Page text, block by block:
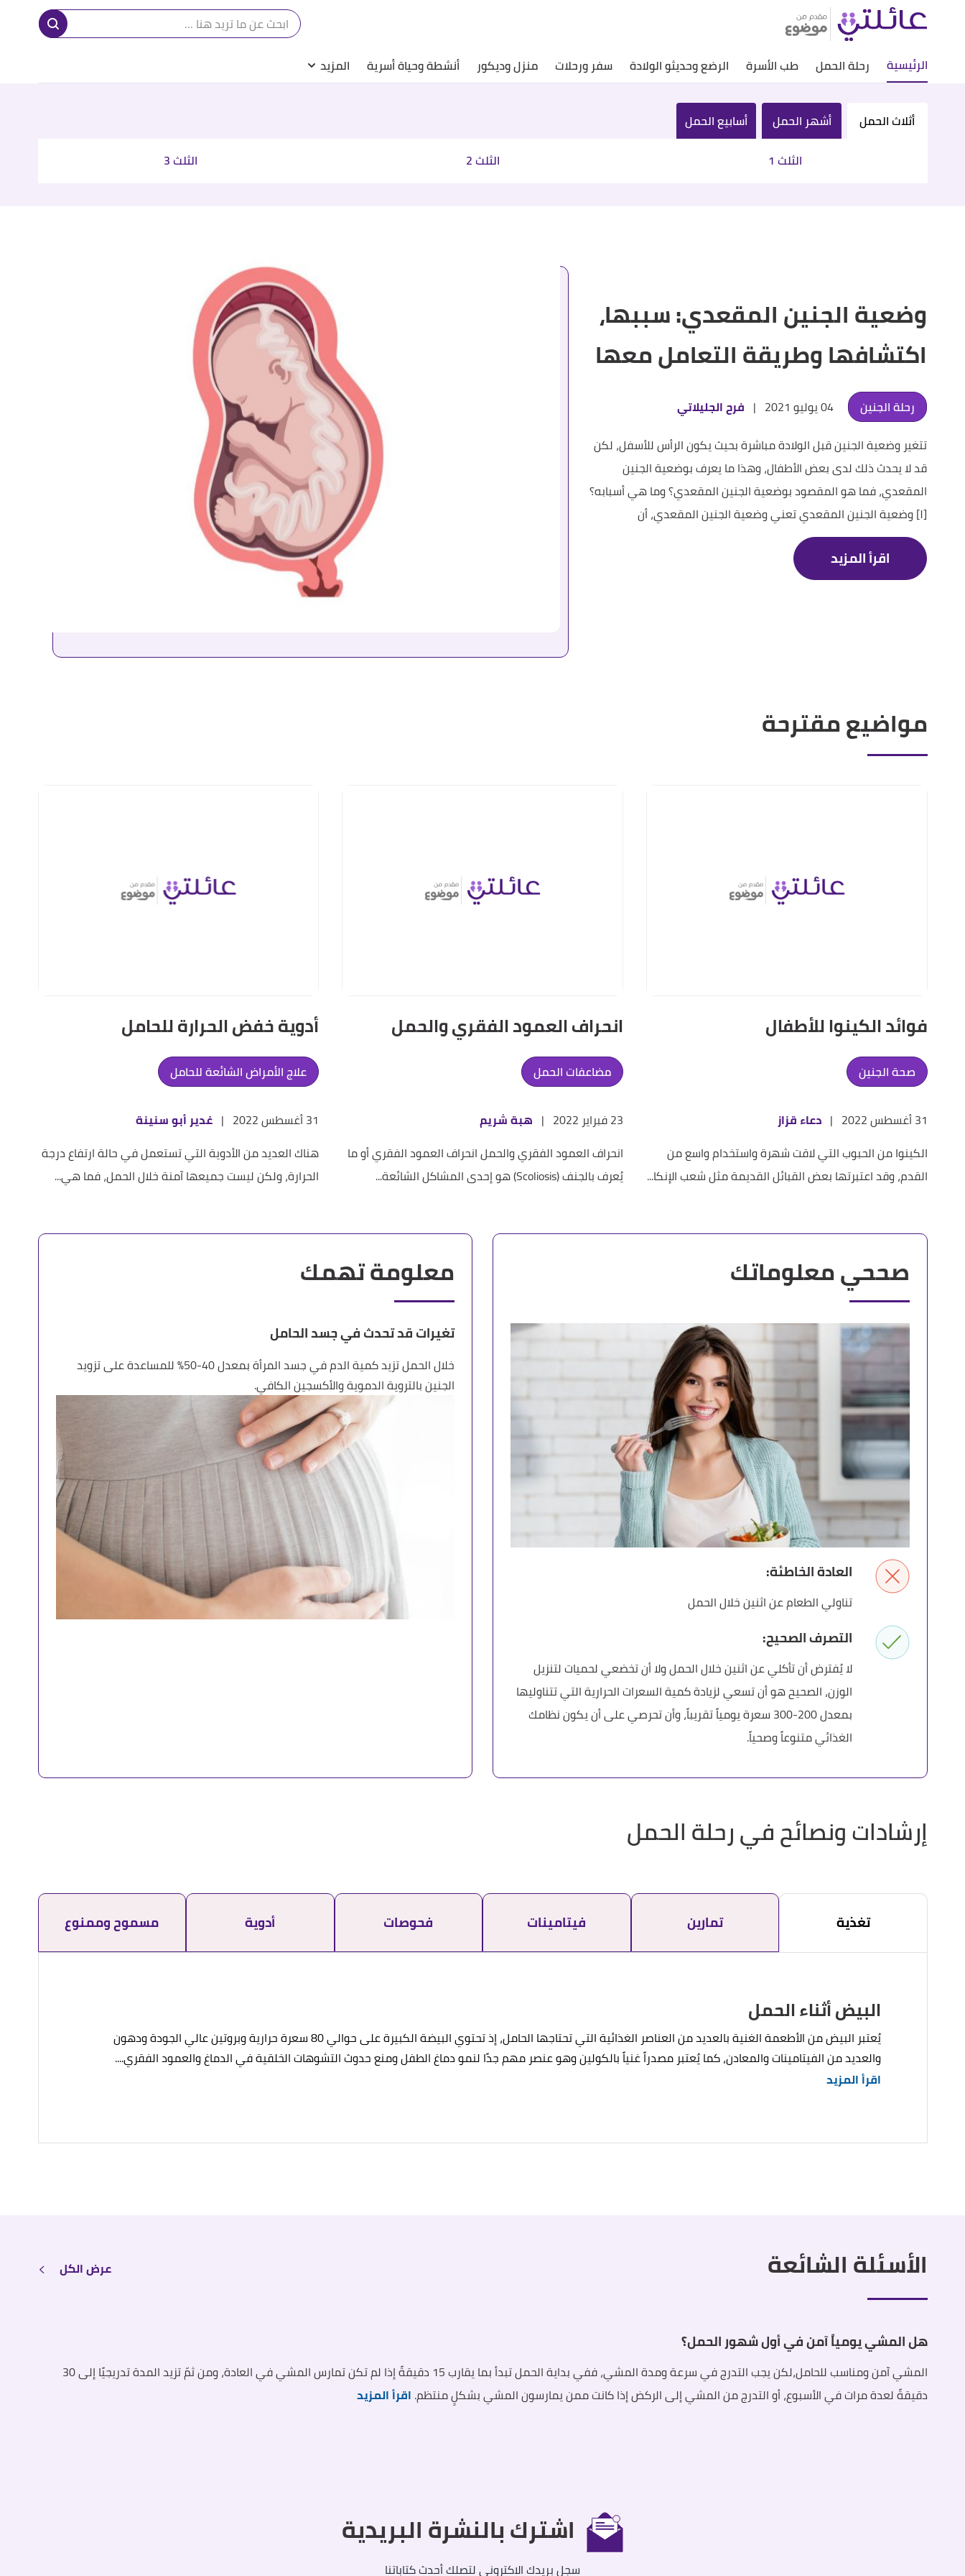
الرئيسية رحلة الحمل طب الأسرة الرضع وحديثو الولادة سفر ورحلات منزل وديكور أنشطة وحياة أسرية المزيد
أثلاث الحمل أشهر الحمل
أسابيع الحمل
الثلث 1
الثلث 2 الثلث 3
وضعية الجنين المقعدي: سببها،
اكتشافها وطريقة التعامل معها
رحلة الجنين 04 يوليو 2021 | فرح الجليلاتي
تتغير وضعية الجنين قبل الولادة مباشرة بحيث يكون الرأس للأسفل، لكن
قد لا يحدث ذلك لدى بعض الأطفال، وهذا ما يعرف بوضعية الجنين
المقعدي، فما هو المقصود بوضعية الجنين المقعدي؟ وما هي أسبابه؟
[١] وضعية الجنين المقعدي تعني وضعية الجنين المقعدي، أن
اقرأ المزيد
مواضيع مقترحة
فوائد الكينوا للأطفال
صحة الجنين
31 أغسطس 2022 | دعاء قزاز
الكينوا من الحبوب التي لاقت شهرة واستخدام واسع من
القدم، وقد اعتبرتها بعض القبائل القديمة مثل شعب الإنكا...
انحراف العمود الفقري والحمل
مضاعفات الحمل
23 فبراير 2022 | هبة شريم
انحراف العمود الفقري والحمل انحراف العمود الفقري أو ما
يُعرف بالجنف (Scoliosis) هو إحدى المشاكل الشائعة...
أدوية خفض الحرارة للحامل
علاج الأمراض الشائعة للحامل
31 أغسطس 2022 | غدير أبو سنينة
هناك العديد من الأدوية التي تستعمل في حالة ارتفاع درجة
الحرارة، ولكن ليست جميعها آمنة خلال الحمل، فما هي...
صححي معلوماتك
العادة الخاطئة:
تناولي الطعام عن اثنين خلال الحمل
التصرف الصحيح:
لا يُفترض أن تأكلي عن اثنين خلال الحمل ولا أن تخضعي لحميات لتنزيل
الوزن، الصحيح هو أن تسعي لزيادة كمية السعرات الحرارية التي تتناوليها
بمعدل 200-300 سعرة يومياً تقريباً، وأن تحرصي على أن يكون نظامك
الغذائي متنوعاً وصحياً.
معلومة تهمك
تغيرات قد تحدث في جسد الحامل
خلال الحمل تزيد كمية الدم في جسد المرأة بمعدل 40-50% للمساعدة على تزويد
الجنين بالتروية الدموية والأكسجين الكافي.
إرشادات ونصائح في رحلة الحمل
تغذية تمارين فيتامينات فحوصات أدوية مسموح وممنوع
البيض أثناء الحمل
يُعتبر البيض من الأطعمة الغنية بالعديد من العناصر الغذائية التي تحتاجها الحامل، إذ تحتوي البيضة الكبيرة على حوالي 80 سعرة حرارية وبروتين عالي الجودة ودهون
والعديد من الفيتامينات والمعادن، كما يُعتبر مصدراً غنياً بالكولين وهو عنصر مهم جدًا لنمو دماغ الطفل ومنع حدوث التشوهات الخلقية في الدماغ والعمود الفقري....
اقرأ المزيد
الأسئلة الشائعة عرض الكل
هل المشي يومياً آمن في أول شهور الحمل؟
المشي آمن ومناسب للحامل،لكن يجب التدرج في سرعة ومدة المشي، ففي بداية الحمل تبدأ بما يقارب 15 دقيقةً إذا لم تكن تمارس المشي في العادة، ومن ثمّ تزيد المدة تدريجيًا إلى 30
دقيقةً لعدة مرات في الأسبوع، أو التدرج من المشي إلى الركض إذا كانت ممن يمارسون المشي بشكلٍ منتظم. اقرأ المزيد
اشترك بالنشرة البريدية
سجل بريدك الاكتروني لتصلك أحدث كتاباتنا